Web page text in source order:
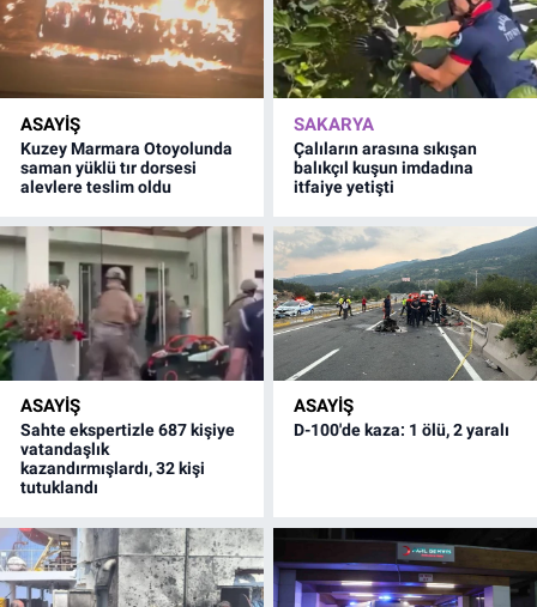
ASAYİŞ
Kuzey Marmara Otoyolunda
saman yüklü tır dorsesi
alevlere teslim oldu
SAKARYA
Çalıların arasına sıkışan
balıkçıl kuşun imdadına
itfaiye yetişti
ASAYİŞ
Sahte ekspertizle 687 kişiye
vatandaşlık
kazandırmışlardı, 32 kişi
tutuklandı
ASAYİŞ
D-100'de kaza: 1 ölü, 2 yaralı